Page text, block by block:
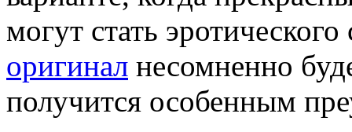
могут стать
оригинал несомненно
получится особенным